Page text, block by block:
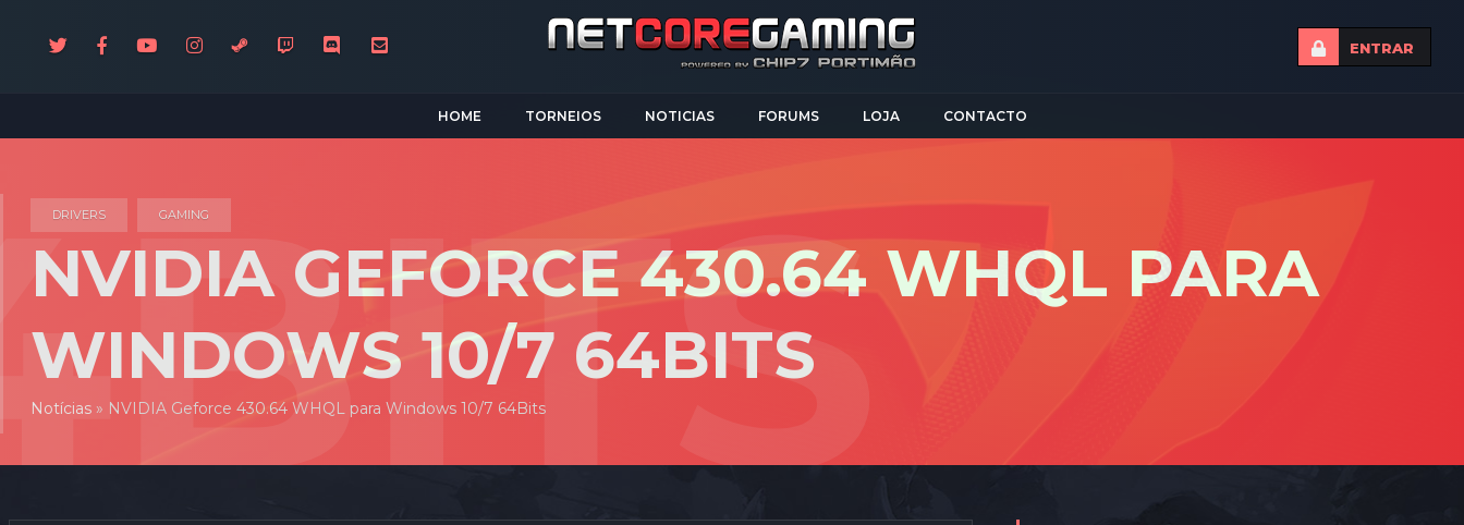
ENTRAR
HOME TORNEIOS NOTICIAS FORUMS LOJA CONTACTO
DRIVERS GAMING
NVIDIA GEFORCE 430.64 WHQL PARA
WINDOWS 10/7 64BITS
Notícias » NVIDIA Geforce 430.64 WHQL para Windows 10/7 64Bits